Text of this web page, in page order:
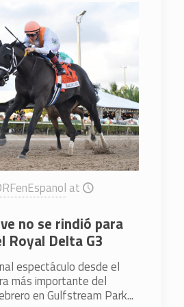
at
no se rindió para
Royal Delta G3
espectáculo desde el
más importante del
en Gulfstream Park...